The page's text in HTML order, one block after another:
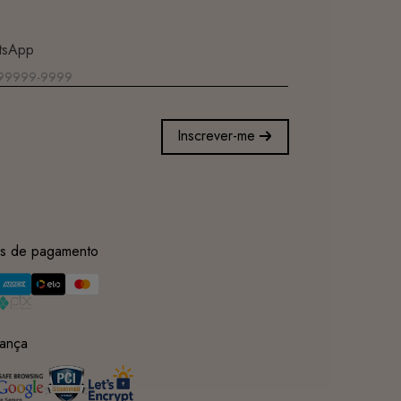
Inscrever-me
de pagamento